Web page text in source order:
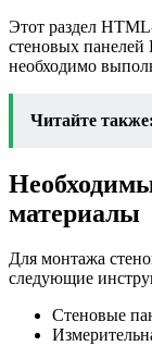
Этот раздел
стеновых
необходимо
Читайте также:
материалы
Для монтажа
следующие
Стеновые